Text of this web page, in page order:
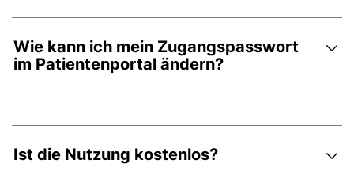
Wie kann ich mein Zugangspasswort
im Patientenportal ändern?
Ist die Nutzung kostenlos?